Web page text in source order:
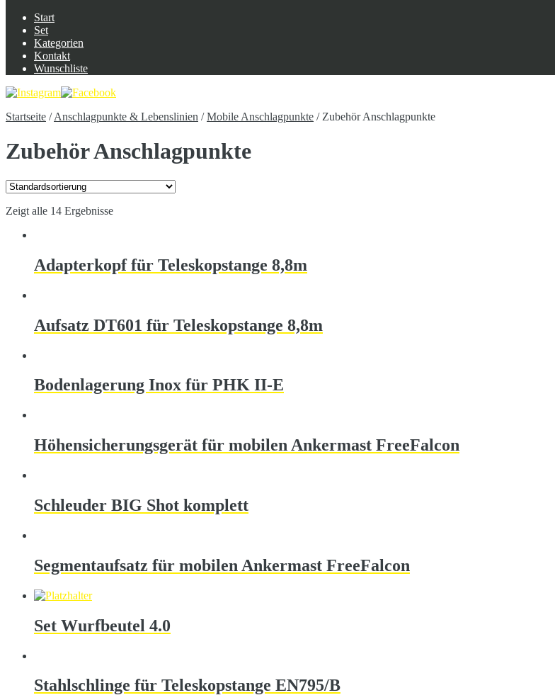
Start
Set
Kategorien
Kontakt
Wunschliste
Startseite /Anschlagpunkte & Lebenslinien /Mobile Anschlagpunkte / Zubehör Anschlagpunkte
Zubehör Anschlagpunkte
Zeigt alle 14 Ergebnisse
Adapterkopf für Teleskopstange 8,8m
Aufsatz DT601 für Teleskopstange 8,8m
Bodenlagerung Inox für PHK II-E
Höhensicherungsgerät für mobilen Ankermast FreeFalcon
Schleuder BIG Shot komplett
Segmentaufsatz für mobilen Ankermast FreeFalcon
Set Wurfbeutel 4.0
Stahlschlinge für Teleskopstange EN795/B